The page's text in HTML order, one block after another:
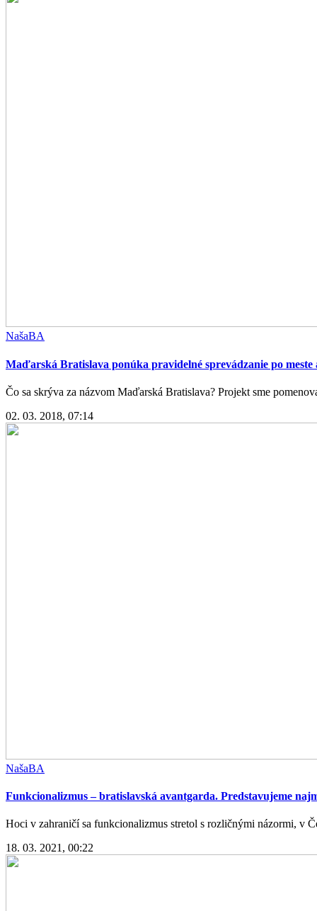
NašaBA
Maďarská Bratislava ponúka pravidelné sprevádzanie po meste
Čo sa skrýva za názvom Maďarská Bratislava? Projekt sme
02. 03. 2018, 07:14
NašaBA
Funkcionalizmus – bratislavská avantgarda. Predstavujeme
Hoci v zahraničí sa funkcionalizmus stretol s rozličnými názormi, v
18. 03. 2021, 00:22